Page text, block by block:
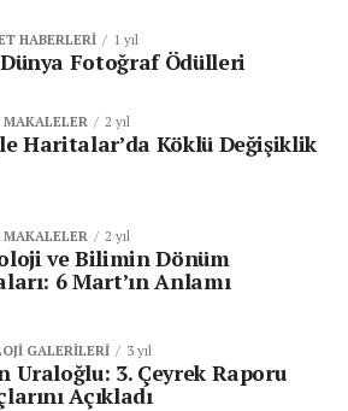
HABERLERI 1 yıl
Fotoğraf Ödülleri
2 yıl
Haritalar’da Köklü Değişiklik
2 yıl
ve Bilimin Dönüm
6 Mart’ın Anlamı
GALERILERI 3 yıl
Uraloğlu: 3. Çeyrek Raporu
Açıkladı